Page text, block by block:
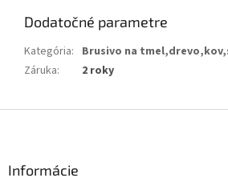
Dodatočné parametre
Kategória: Brusivo na
Záruka: 2 roky
Informácie